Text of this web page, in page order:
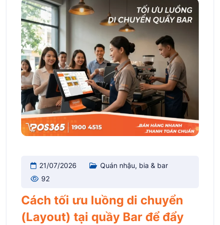
21/07/2026
Quán nhậu, bia & bar
92
Cách tối ưu luồng di chuyển
(Layout) tại quầy Bar để đẩy